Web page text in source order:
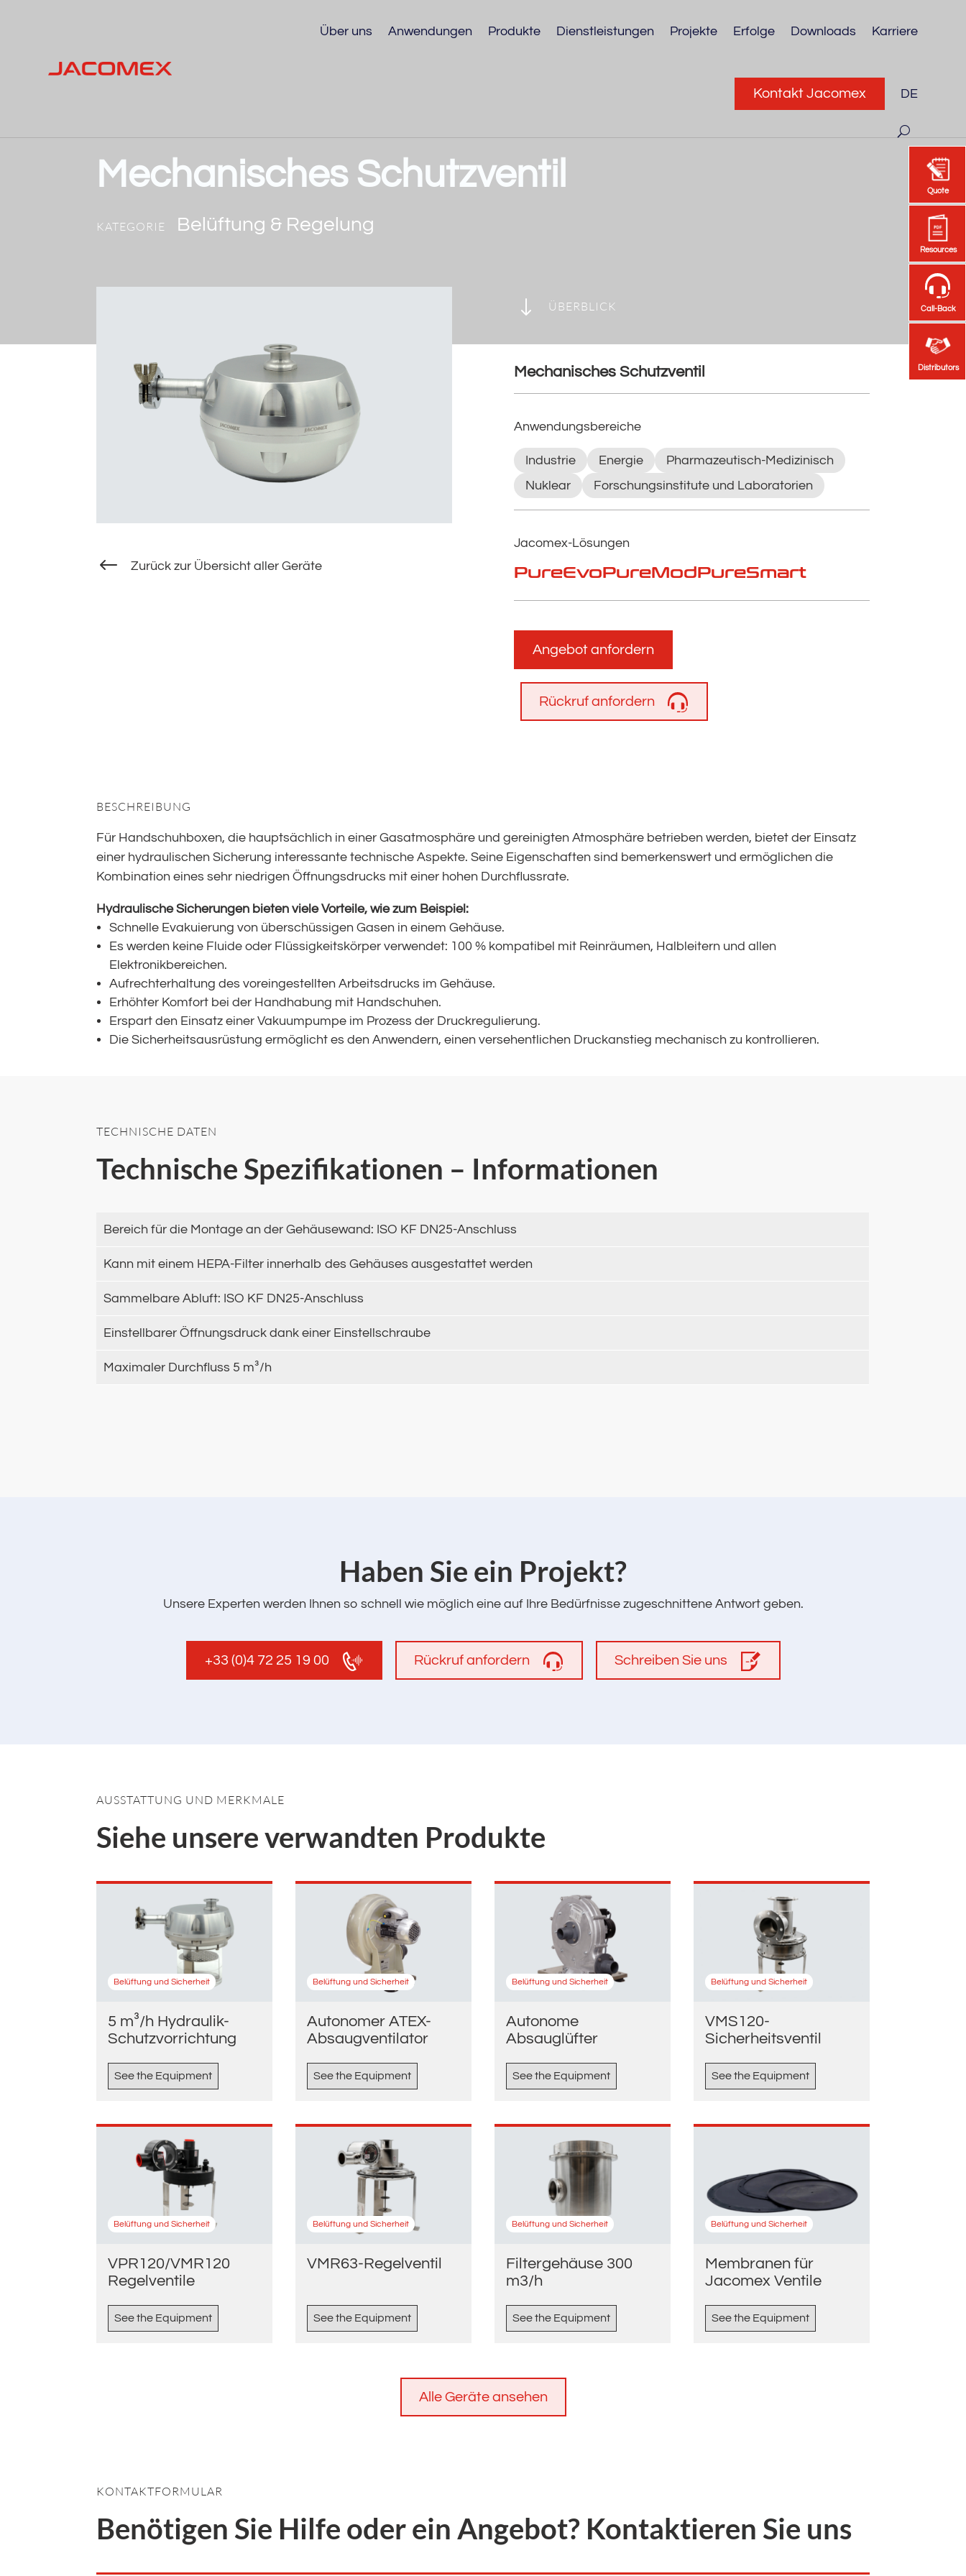
Quote
Resources
Call-Back
Distributors
Quote
Resources
Call-Back
Distributors
Über uns Anwendungen Produkte Dienstleistungen Projekte Erfolge Downloads Karriere
Kontakt Jacomex DE
Mechanisches Schutzventil
KATEGORIE Belüftung & Regelung
# Zurück zur Übersicht aller Geräte
" ÜBERBLICK
Mechanisches Schutzventil
Anwendungsbereiche
Industrie Energie
Pharmazeutisch-Medizinisch
Nuklear
Forschungsinstitute und Laboratorien
Jacomex-Lösungen
PureEvoPureModPureSmart
Angebot anfordern
Rückruf anfordern
BESCHREIBUNG
Für Handschuhboxen, die hauptsächlich in einer Gasatmosphäre und gereinigten Atmosphäre betrieben werden, bietet der Einsatz
einer hydraulischen Sicherung interessante technische Aspekte. Seine Eigenschaften sind bemerkenswert und ermöglichen die
Kombination eines sehr niedrigen Öffnungsdrucks mit einer hohen Durchflussrate.
Hydraulische Sicherungen bieten viele Vorteile, wie zum Beispiel:
Schnelle Evakuierung von überschüssigen Gasen in einem Gehäuse.
Es werden keine Fluide oder Flüssigkeitskörper verwendet: 100 % kompatibel mit Reinräumen, Halbleitern und allen
Elektronikbereichen.
Aufrechterhaltung des voreingestellten Arbeitsdrucks im Gehäuse.
Erhöhter Komfort bei der Handhabung mit Handschuhen.
Erspart den Einsatz einer Vakuumpumpe im Prozess der Druckregulierung.
Die Sicherheitsausrüstung ermöglicht es den Anwendern, einen versehentlichen Druckanstieg mechanisch zu kontrollieren.
TECHNISCHE DATEN
Technische Spezifikationen – Informationen
Bereich für die Montage an der Gehäusewand: ISO KF DN25-Anschluss
Kann mit einem HEPA-Filter innerhalb des Gehäuses ausgestattet werden
Sammelbare Abluft: ISO KF DN25-Anschluss
Einstellbarer Öffnungsdruck dank einer Einstellschraube
Maximaler Durchfluss 5 m³/h
‌Haben Sie ein Projekt?
Unsere Experten werden Ihnen so schnell wie möglich eine auf Ihre Bedürfnisse zugeschnittene Antwort geben.
+33 (0)4 72 25 19 00 Rückruf anfordern Schreiben Sie uns
AUSSTATTUNG UND MERKMALE
Siehe unsere verwandten Produkte
Belüftung und Sicherheit
5 m³/h Hydraulik-
Schutzvorrichtung
See the Equipment
Belüftung und Sicherheit
Autonomer ATEX-
Absaugventilator
See the Equipment
Belüftung und Sicherheit
Autonome
Absauglüfter
See the Equipment
Belüftung und Sicherheit
VMS120-
Sicherheitsventil
See the Equipment
Belüftung und Sicherheit
VPR120/VMR120
Regelventile
See the Equipment
Belüftung und Sicherheit
VMR63-Regelventil
See the Equipment
Belüftung und Sicherheit
Filtergehäuse 300
m3/h
See the Equipment
Belüftung und Sicherheit
Membranen für
Jacomex Ventile
See the Equipment
Alle Geräte ansehen
KONTAKTFORMULAR
Benötigen Sie Hilfe oder ein Angebot? Kontaktieren Sie uns